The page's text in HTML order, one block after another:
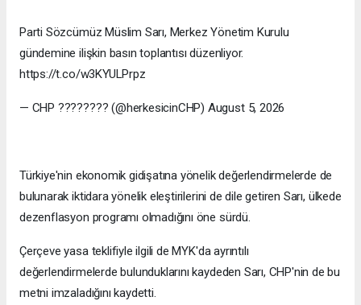
Parti Sözcümüz Müslim Sarı, Merkez Yönetim Kurulu
gündemine ilişkin basın toplantısı düzenliyor.
https://t.co/w3KYULPrpz
— CHP ???????? (@herkesicinCHP) August 5, 2026
Türkiye'nin ekonomik gidişatına yönelik değerlendirmelerde de
bulunarak iktidara yönelik eleştirilerini de dile getiren Sarı, ülkede
dezenflasyon programı olmadığını öne sürdü.
Çerçeve yasa teklifiyle ilgili de MYK'da ayrıntılı
değerlendirmelerde bulunduklarını kaydeden Sarı, CHP'nin de bu
metni imzaladığını kaydetti.